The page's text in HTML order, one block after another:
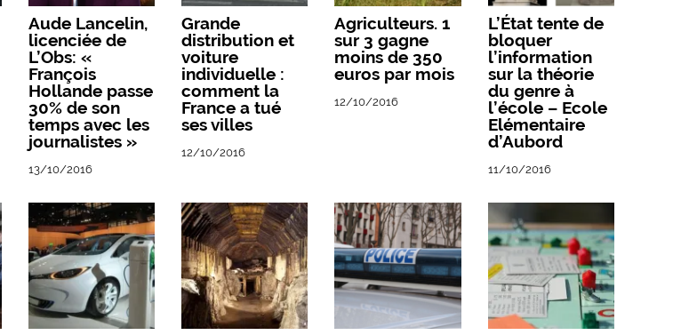
Aude Lancelin,
licenciée de
L’Obs: «
François
Hollande passe
30% de son
temps avec les
journalistes »
13/10/2016
Grande
distribution et
voiture
individuelle :
comment la
France a tué
ses villes
12/10/2016
Agriculteurs. 1
sur 3 gagne
moins de 350
euros par mois
12/10/2016
L’État tente de
bloquer
l’information
sur la théorie
du genre à
l’école – Ecole
Elémentaire
d’Aubord
11/10/2016